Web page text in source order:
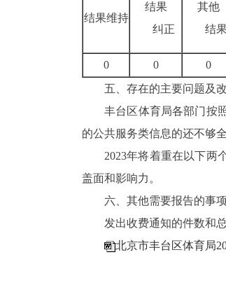
结果维持
结果
纠正
其他
结
0 0 0
五、存在的主要问题及
丰台区体育局各部门按
的公共服务类信息的还不够
2023年将着重在以下两
盖面和影响力。
六、其他需要报告的事项
发出收费通知的件数和
北京市丰台区体育局